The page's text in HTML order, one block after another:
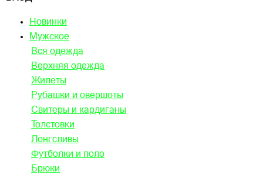
Новинки
Мужское
Вся одежда
Верхняя одежда
Жилеты
Рубашки и овершоты
Свитеры и кардиганы
Толстовки
Лонгсливы
Футболки и поло
Брюки